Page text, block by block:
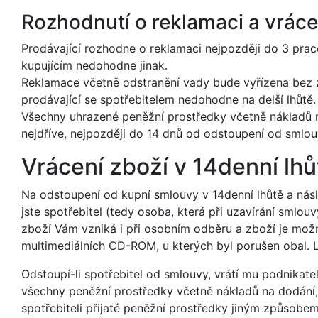
Rozhodnutí o reklamaci a
Prodávající rozhodne o reklamaci nejpozději do 3
kupujícím nedohodne jinak.
Reklamace včetně odstranění vady bude vyřízena
prodávající se spotřebitelem nedohodne na delší lhůtě.
Všechny uhrazené peněžní prostředky včetně
nejdříve, nejpozději do 14 dnů od odstoupení od
Vrácení zboží v 14denní
Na odstoupení od kupní smlouvy v 14denní lhůtě a
jste spotřebitel (tedy osoba, která při uzavírání
zboží Vám vzniká i při osobním odběru a zboží je
multimediálních CD-ROM, u kterých byl porušen
Odstoupí-li spotřebitel od smlouvy, vrátí mu
všechny peněžní prostředky včetně nákladů na
spotřebiteli přijaté peněžní prostředky jiným